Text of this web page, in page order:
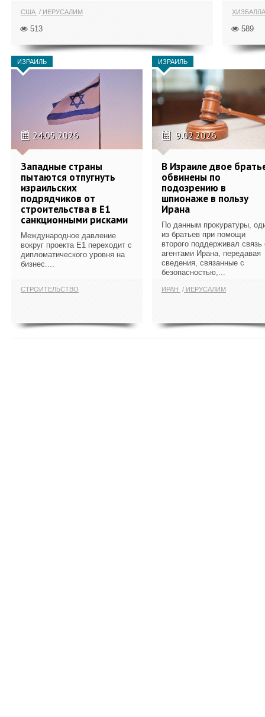
США ИЕРУСАЛИМ
513 589
ИЗРАИЛЬ
24.05.2026
Западные страны
пытаются отпугнуть
израильских
подрядчиков от
строительства в E1
санкционными рисками
Международное давление
вокруг проекта E1 переходит с
дипломатического уровня на
бизнес....
СТРОИТЕЛЬСТВО
ИЗРАИЛЬ
9.02.2026
В Израиле двое
обвинены по
подозрению в
шпионаже в пользу
Ирана
По данным прокуратуры,
из братьев при помощи
второго поддерживал связь
агентами Ирана, передавая
сведения, связанные с
безопасностью,...
ИРАН ИЕРУСАЛИМ